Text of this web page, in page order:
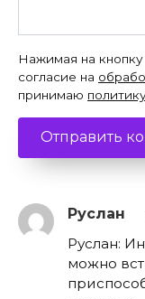
Нажимая на
согласие на
принимаю
Руслан
Руслан:
можно